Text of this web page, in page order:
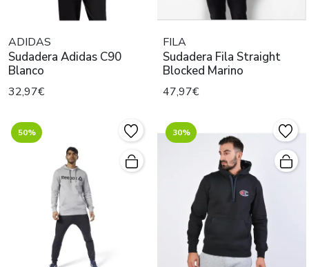
ADIDAS
Sudadera Adidas C90
Blanco
32,97€
FILA
Sudadera Fila Straight
Blocked Marino
47,97€
50% 30%